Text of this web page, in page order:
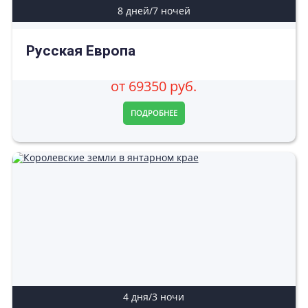
8 дней/7 ночей
Русская Европа
от 69350 руб.
ПОДРОБНЕЕ
4 дня/3 ночи